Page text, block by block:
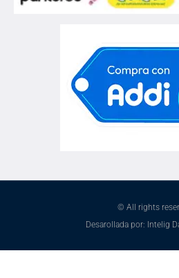
© All rights
Desarollada por: Intelig